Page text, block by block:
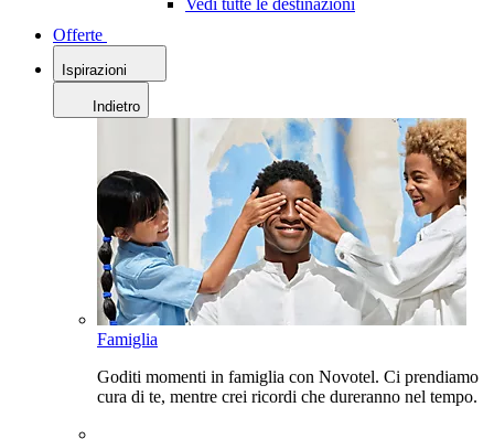
Vedi tutte le destinazioni
Offerte
Ispirazioni
Indietro
Famiglia
Goditi momenti in famiglia con Novotel. Ci prendiamo
cura di te, mentre crei ricordi che dureranno nel tempo.